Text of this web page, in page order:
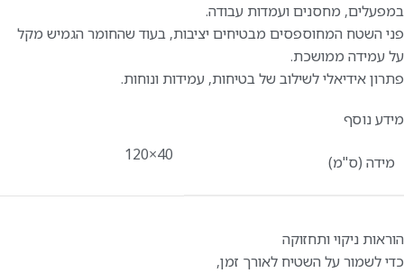
במפעלים, מחסנים ועמדות עבודה.
פני השטח המחוספסים מבטיחים יציבות, בעוד שהחומר הגמיש מקל
על עמידה ממושכת.
פתרון אידיאלי לשילוב של בטיחות, עמידות ונוחות.
מידע נוסף
מידה (ס"מ) 40×120
הוראות ניקוי ותחזוקה
כדי לשמור על השטיח לאורך זמן,